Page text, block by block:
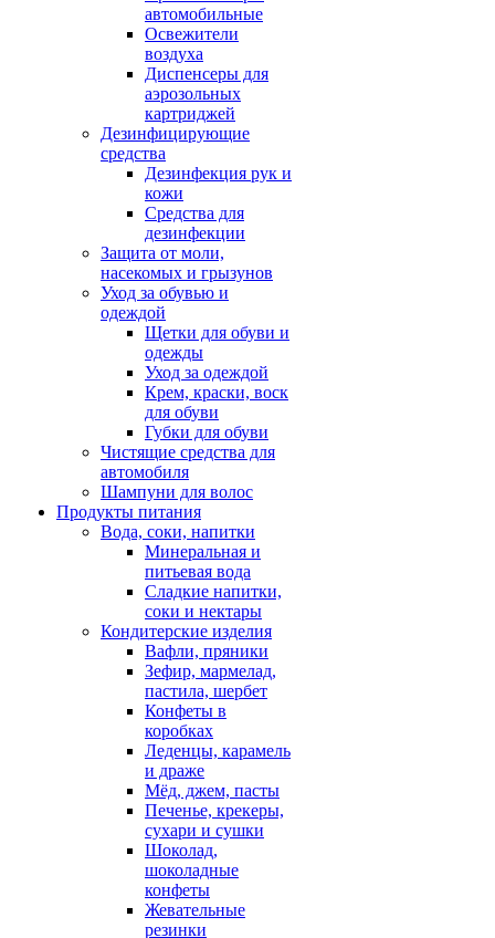
автомобильные
Освежители
воздуха
Диспенсеры для
аэрозольных
картриджей
Дезинфицирующие
средства
Дезинфекция рук и
кожи
Средства для
дезинфекции
Защита от моли,
насекомых и грызунов
Уход за обувью и
одеждой
Щетки для обуви и
одежды
Уход за одеждой
Крем, краски, воск
для обуви
Губки для обуви
Чистящие средства для
автомобиля
Шампуни для волос
Продукты питания
Вода, соки, напитки
Минеральная и
питьевая вода
Сладкие напитки,
соки и нектары
Кондитерские изделия
Вафли, пряники
Зефир, мармелад,
пастила, шербет
Конфеты в
коробках
Леденцы, карамель
и драже
Мёд, джем, пасты
Печенье, крекеры,
сухари и сушки
Шоколад,
шоколадные
конфеты
Жевательные
резинки